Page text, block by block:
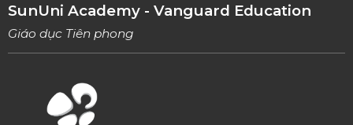
SunUni Academy - Vanguard Education
Giáo dục Tiên phong